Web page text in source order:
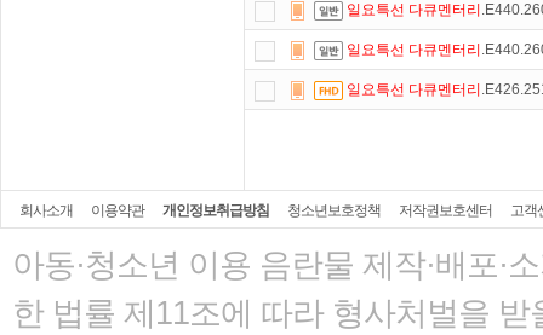
일요특선 다큐멘터리
일요특선 다큐멘터리
일요특선 다큐멘터리
회사소개 이용약관 개인정보취급방침 청소년보호정책 저작권보호센터 고객
아동·청소년 이용 음란물 제작·배포·
한 법률 제11조에 따라 형사처벌을 받